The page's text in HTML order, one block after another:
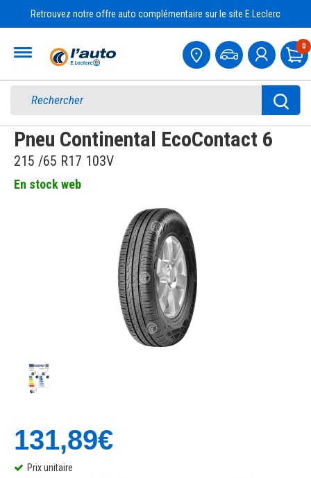
Retrouvez notre offre auto complémentaire sur le site E.Leclerc
0
Pneu Continental EcoContact 6
215 /65 R17 103V
En stock web
131,89€
Prix unitaire